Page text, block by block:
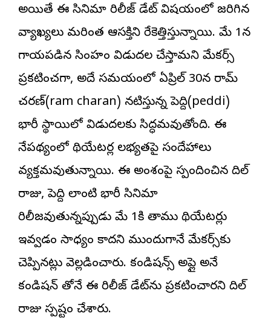
అయితే ఈ సినిమా రిలీజ్ డేట్ విషయంలో జరిగిన
వ్యాఖ్యలు మరింత ఆసక్తిని రేకెత్తిస్తున్నాయి. మే 1న
గాయపడిన సింహం విడుదల చేస్తామని మేకర్స్
ప్రకటించగా, అదే సమయంలో ఏప్రిల్ 30న రామ్
చరణ్(ram charan) నటిస్తున్న పెద్ది(peddi)
భారీ స్థాయిలో విడుదలకు సిద్ధమవుతోంది. ఈ
నేపథ్యంలో థియేటర్ల లభ్యతపై సందేహాలు
వ్యక్తమవుతున్నాయి. ఈ అంశంపై స్పందించిన దిల్
రాజు, పెద్ది లాంటి భారీ సినిమా
రిలీజ‌వుతున్న‌ప్పుడు మే 1కి తాము థియేటర్లు
ఇవ్వడం సాధ్యం కాదని ముందుగానే మేకర్స్‌కు
చెప్పినట్లు వెల్లడించారు. కండిషన్స్ అప్లై అనే
కండిష‌న్ తోనే ఈ రిలీజ్ డేట్‌ను ప్రకటించారని దిల్
రాజు స్పష్టం చేశారు.